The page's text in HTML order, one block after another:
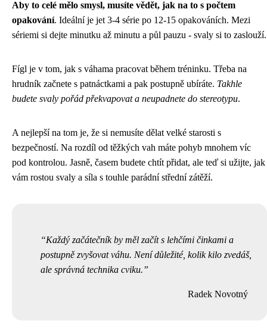
Aby to celé mělo smysl, musíte vědět, jak na to s počtem
opakování. Ideální je jet 3-4 série po 12-15 opakováních. Mezi
sériemi si dejte minutku až minutu a půl pauzu - svaly si to zaslouží.
Fígl je v tom, jak s váhama pracovat během tréninku. Třeba na
hrudník začnete s patnáctkami a pak postupně ubíráte. Takhle
budete svaly pořád překvapovat a neupadnete do stereotypu.
A nejlepší na tom je, že si nemusíte dělat velké starosti s
bezpečností. Na rozdíl od těžkých vah máte pohyb mnohem víc
pod kontrolou. Jasně, časem budete chtít přidat, ale teď si užijte, jak
vám rostou svaly a síla s touhle parádní střední zátěží.
Každý začátečník by měl začít s lehčími činkami a
postupně zvyšovat váhu. Není důležité, kolik kilo zvedáš,
ale správná technika cviku.
Radek Novotný